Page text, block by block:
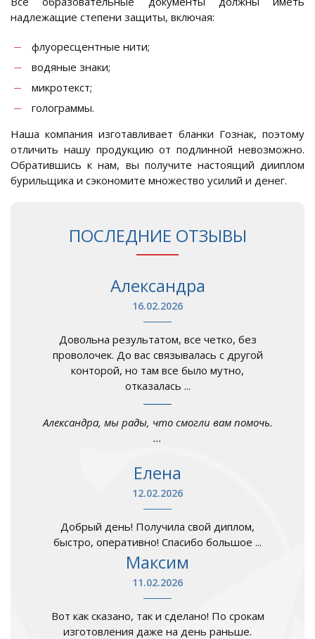
надлежащие степени защиты, включая:
флуоресцентные нити;
водяные знаки;
микротекст;
голограммы.
Наша компания изготавливает бланки Гознак, поэтому
отличить нашу продукцию от подлинной невозможно.
Обратившись к нам, вы получите настоящий дииплом
бурильщика и сэкономите множество усилий и денег.
ПОСЛЕДНИЕ ОТЗЫВЫ
Александра
16.02.2026
Довольна результатом, все четко, без
проволочек. До вас связывалась с другой
конторой, но там все было мутно,
отказалась ...
Александра, мы рады, что смогли вам помочь.
...
Елена
12.02.2026
Добрый день! Получила свой диплом,
быстро, оперативно! Спасибо большое ...
Максим
11.02.2026
Вот как сказано, так и сделано! По срокам
изготовления даже на день раньше.